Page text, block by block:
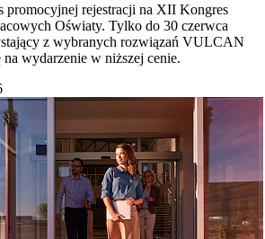
promocyjnej rejestracji na XII Kongres
Oświaty. Tylko do 30 czerwca
z wybranych rozwiązań VULCAN
na wydarzenie w niższej cenie.